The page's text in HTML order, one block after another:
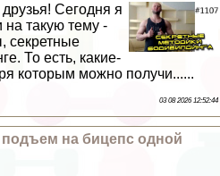
Сегодня я
на такую тему -
секретные
То есть, какие-
которым можно получи......
03 08 2026 12:52:44
на бицепс одной